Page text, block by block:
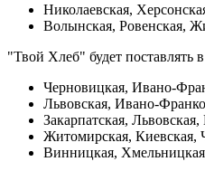
Николаевская,
Волынская, Ровенская,
"Твой Хлеб" будет поставлять
Черновицкая, Ивано-
Львовская, Ивано-
Закарпатская,
Житомирская, Киевская,
Винницкая,